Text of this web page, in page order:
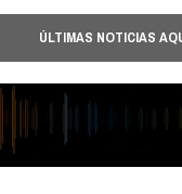
ÚLTIMAS NOTICIAS